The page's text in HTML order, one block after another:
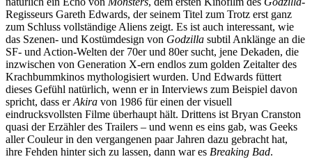
Regisseurs Gareth Edwards, der seinem Titel zum Trotz erst ganz
zum Schluss vollständige Aliens zeigt. Es ist auch interessant, wie
das Szenen- und Kostümdesign von Godzilla subtil Anklänge an die
SF- und Action-Welten der 70er und 80er sucht, jene Dekaden, die
inzwischen von Generation X-ern endlos zum golden Zeitalter des
Krachbummkinos mythologisiert wurden. Und Edwards füttert
dieses Gefühl natürlich, wenn er in Interviews zum Beispiel davon
spricht, dass erAkira von 1986 für einen der visuell
eindrucksvollsten Filme überhaupt hält. Drittens ist Bryan Cranston
quasi der Erzähler des Trailers – und wenn es eins gab, was Geeks
aller Couleur in den vergangenen paar Jahren dazu gebracht hat,
ihre Fehden hinter sich zu lassen, dann war es Breaking Bad.